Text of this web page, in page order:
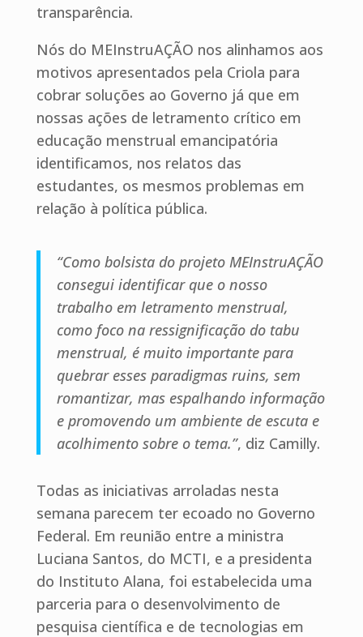
transparência.
Nós do MEInstruAÇÃO nos alinhamos aos
motivos apresentados pela Criola para
cobrar soluções ao Governo já que em
nossas ações de letramento crítico em
educação menstrual emancipatória
identificamos, nos relatos das
estudantes, os mesmos problemas em
relação à política pública.
“Como bolsista do projeto MEInstruAÇÃO
consegui identificar que o nosso
trabalho em letramento menstrual,
como foco na ressignificação do tabu
menstrual, é muito importante para
quebrar esses paradigmas ruins, sem
romantizar, mas espalhando informação
e promovendo um ambiente de escuta e
acolhimento sobre o tema.”, diz Camilly.
Todas as iniciativas arroladas nesta
semana parecem ter ecoado no Governo
Federal. Em reunião entre a ministra
Luciana Santos, do MCTI, e a presidenta
do Instituto Alana, foi estabelecida uma
parceria para o desenvolvimento de
pesquisa científica e de tecnologias em